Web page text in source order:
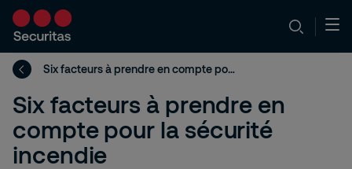
Six facteurs à prendre en compte pour la sécurité incendie
Six facteurs à prendre en
compte pour la sécurité
incendie